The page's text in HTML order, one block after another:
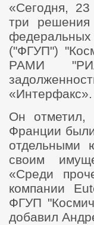
«Сегодня,
три решения
("ФГУП")
РАМИ
«Интерфакс».
Он отметил,
Франции
отдельными
своим
«Среди
компании
ФГУП
добавил